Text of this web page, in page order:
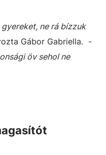
ne rá bízzuk
Gábor Gabriella. -
öv sehol ne